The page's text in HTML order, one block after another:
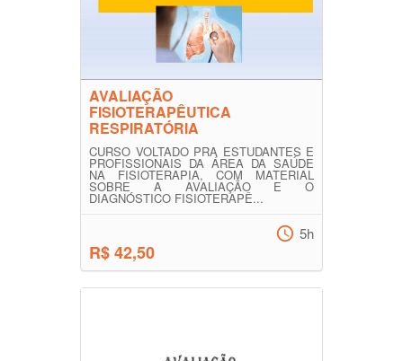
AVALIAÇÃO
FISIOTERAPÊUTICA
RESPIRATÓRIA
CURSO VOLTADO PRA ESTUDANTES E
PROFISSIONAIS DA ÁREA DA SAÚDE
NA FISIOTERAPIA, COM MATERIAL
SOBRE A AVALIAÇÃO E O
DIAGNÓSTICO FISIOTERAPÊ...
R$ 42,50
5h